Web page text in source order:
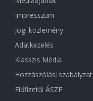
Impresszum
Jogi közlemény
Adatkezelés
Klasszis Média
Hozzászólási szabályzat
Előfizetői ÁSZF